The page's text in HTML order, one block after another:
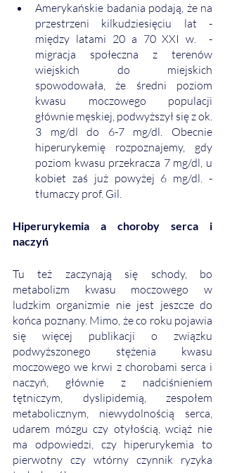
Amerykańskie badania podają, że na
przestrzeni kilkudziesięciu lat -
między latami 20 a 70 XXI w.  -
migracja społeczna z terenów
wiejskich do miejskich
spowodowała, że średni poziom
kwasu moczowego populacji
głównie męskiej, podwyższył się z ok.
3 mg/dl do 6-7 mg/dl. Obecnie
hiperurykemię rozpoznajemy, gdy
poziom kwasu przekracza 7 mg/dl, u
kobiet zaś już powyżej 6 mg/dl. -
tłumaczy prof. Gil.
Hiperurykemia a choroby serca i
naczyń
Tu też zaczynają się schody, bo
metabolizm kwasu moczowego w
ludzkim organizmie nie jest jeszcze do
końca poznany. Mimo, że co roku pojawia
się więcej publikacji o związku
podwyższonego stężenia kwasu
moczowego we krwi z chorobami serca i
naczyń, głównie z nadciśnieniem
tętniczym, dyslipidemią, zespołem
metabolicznym, niewydolnością serca,
udarem mózgu czy otyłością, wciąż nie
ma odpowiedzi, czy hiperurykemia to
pierwotny czy wtórny czynnik ryzyka